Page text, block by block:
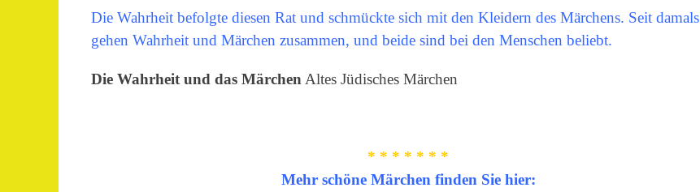
Die Wahrheit befolgte diesen Rat und schmückte sich mit den Kleidern des Märchens. Seit damals
gehen Wahrheit und Märchen zusammen, und beide sind bei den Menschen beliebt.
Die Wahrheit und das Märchen Altes Jüdisches Märchen
* * * * * * *
Mehr schöne Märchen finden Sie hier: